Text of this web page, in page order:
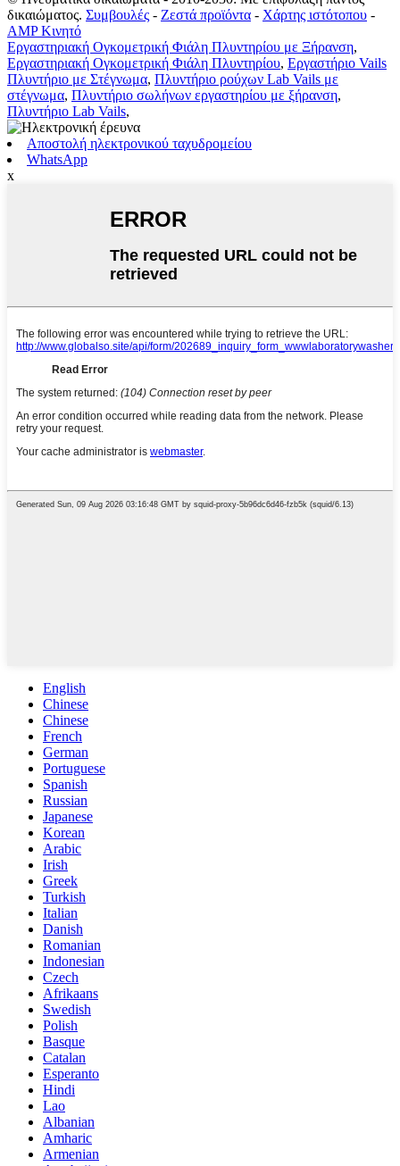
δικαιώματος. Συμβουλές - Ζεστά προϊόντα - Χάρτης ιστότοπου -
AMP Κινητό
Εργαστηριακή Ογκομετρική Φιάλη Πλυντηρίου με Ξήρανση,
Εργαστηριακή Ογκομετρική Φιάλη Πλυντηρίου, Εργαστήριο Vails
Πλυντήριο με Στέγνωμα, Πλυντήριο ρούχων Lab Vails με
στέγνωμα, Πλυντήριο σωλήνων εργαστηρίου με ξήρανση,
Πλυντήριο Lab Vails,
Αποστολή ηλεκτρονικού ταχυδρομείου
WhatsApp
x
English
Chinese
Chinese
French
German
Portuguese
Spanish
Russian
Japanese
Korean
Arabic
Irish
Greek
Turkish
Italian
Danish
Romanian
Indonesian
Czech
Afrikaans
Swedish
Polish
Basque
Catalan
Esperanto
Hindi
Lao
Albanian
Amharic
Armenian